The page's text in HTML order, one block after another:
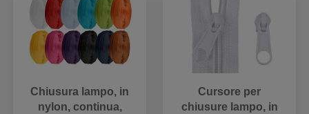
Chiusura lampo, in
nylon, continua,
Cursore per
chiusure lampo, in